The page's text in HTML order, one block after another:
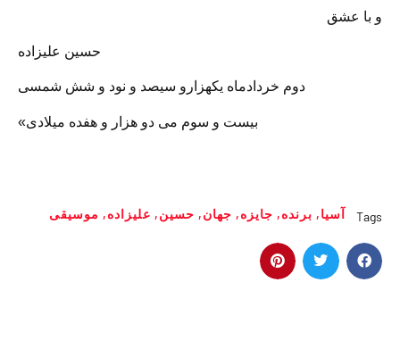
و با عشق
حسین علیزاده
دوم خردادماه یکهزارو سیصد و نود و شش شمسی
بیست و سوم می دو هزار و هفده میلادی»
Tags آسیا, برنده, جایزه, جهان, حسین, علیزاده, موسیقی